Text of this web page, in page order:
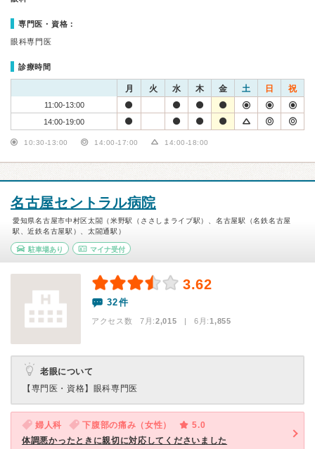
専門医・資格：
眼科専門医
診療時間
月 火 水 木 金 土 日 祝
11:00-13:00
14:00-19:00
10:30-13:00 14:00-17:00 14:00-18:00
名古屋セントラル病院
愛知県名古屋市中村区太閤（米野駅（ささしまライブ駅）、名古屋駅（名鉄名古屋
駅、近鉄名古屋駅）、太閤通駅）
駐車場あり マイナ受付
3.62
32件
アクセス数 7月:2,015 | 6月:1,855
老眼について
【専門医・資格】 眼科専門医
婦人科 下腹部の痛み（女性）
5.0
体調悪かったときに親切に対応してくださいました